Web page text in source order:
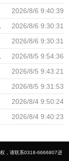
2026/8/6 9:40:39
2026/8/6 9:30:31
2026/8/6 9:30:31
2026/8/5 9:54:36
2026/8/5 9:43:21
2026/8/5 9:31:53
2026/8/4 9:50:24
2026/8/4 9:40:23
，请联系0318-6666807进